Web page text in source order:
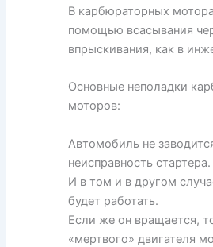
В карбюраторных
помощью всасывания
впрыскивания, как в
Основные неполадки
моторов:
Автомобиль не
неисправность стартера.
И в том и в другом
будет работать.
Если же он вращается,
«мертвого» двигателя